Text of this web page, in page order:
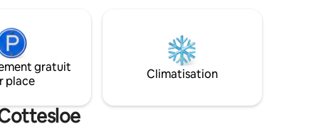
gratuit
place
Climatisation